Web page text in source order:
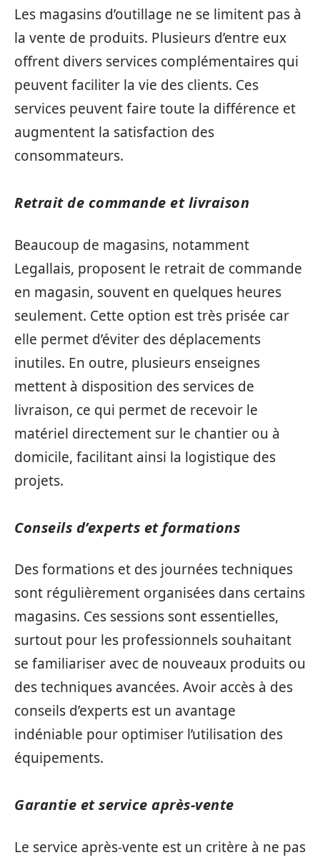
Les magasins d’outillage ne se limitent pas à
la vente de produits. Plusieurs d’entre eux
offrent divers services complémentaires qui
peuvent faciliter la vie des clients. Ces
services peuvent faire toute la différence et
augmentent la satisfaction des
consommateurs.
Retrait de commande et livraison
Beaucoup de magasins, notamment
Legallais, proposent le retrait de commande
en magasin, souvent en quelques heures
seulement. Cette option est très prisée car
elle permet d’éviter des déplacements
inutiles. En outre, plusieurs enseignes
mettent à disposition des services de
livraison, ce qui permet de recevoir le
matériel directement sur le chantier ou à
domicile, facilitant ainsi la logistique des
projets.
Conseils d’experts et formations
Des formations et des journées techniques
sont régulièrement organisées dans certains
magasins. Ces sessions sont essentielles,
surtout pour les professionnels souhaitant
se familiariser avec de nouveaux produits ou
des techniques avancées. Avoir accès à des
conseils d’experts est un avantage
indéniable pour optimiser l’utilisation des
équipements.
Garantie et service après-vente
Le service après-vente est un critère à ne pas